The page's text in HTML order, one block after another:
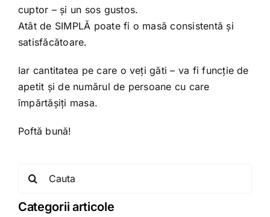
cuptor – și un sos gustos.
Atât de SIMPLĂ poate fi o masă consistentă și
satisfăcătoare.
Iar cantitatea pe care o veți găti – va fi funcție de
apetit și de numărul de persoane cu care
împărtășiți masa.
Poftă bună!
Categorii articole